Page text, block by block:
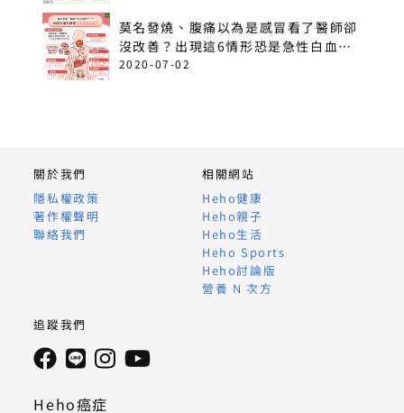
莫名發燒、腹痛以為是感冒看了醫師卻
沒改善？出現這6情形恐是急性白血
病！
2020-07-02
Heho癌症
關於我們
隱私權政策
著作權聲明
聯絡我們
相關網站
Heho健康
Heho親子
Heho生活
Heho Sports
Heho討論版
營養 N 次方
追蹤我們